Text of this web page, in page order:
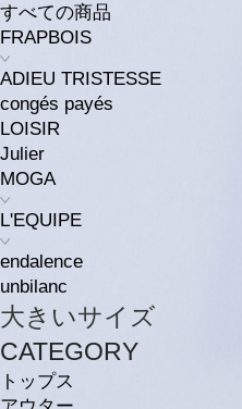
すべての商品
FRAPBOIS
ADIEU TRISTESSE
congés payés
LOISIR
Julier
MOGA
L'EQUIPE
endalence
unbilanc
大きいサイズ
CATEGORY
トップス